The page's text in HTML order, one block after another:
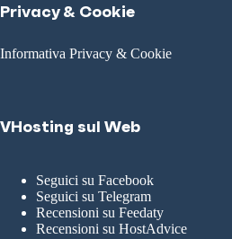
Privacy & Cookie
Informativa Privacy & Cookie
VHosting sul Web
Seguici su Facebook
Seguici su Telegram
Recensioni su Feedaty
Recensioni su HostAdvice